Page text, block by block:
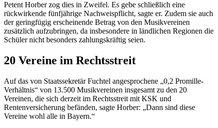
Petent Horber zog dies in Zweifel. Es gebe schließlich eine
rückwirkende fünfjährige Nachweispflicht, sagte er. Zudem sie auch
der geringfügig erscheinende Betrag von den Musikvereinen
zusätzlich aufzubringen, da insbesondere in ländlichen Regionen die
Schüler nicht besonders zahlungskräftig seien.
20 Vereine im Rechtsstreit
Auf das von Staatssekretär Fuchtel angesprochene „0,2 Promille-
Verhältnis“ von 13.500 Musikvereinen insgesamt zu den 20
Vereinen, die sich derzeit im Rechtsstreit mit KSK und
Rentenversicherung befänden, sagte Horber: „Dann sind diese
Vereine wohl alle in Bayern.“